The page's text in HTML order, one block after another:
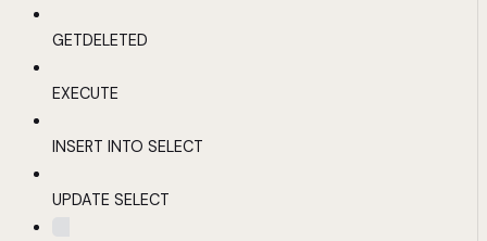
GETDELETED
EXECUTE
INSERT INTO SELECT
UPDATE SELECT